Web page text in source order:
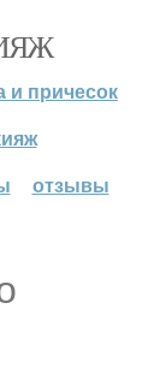
и причесок
отзывы